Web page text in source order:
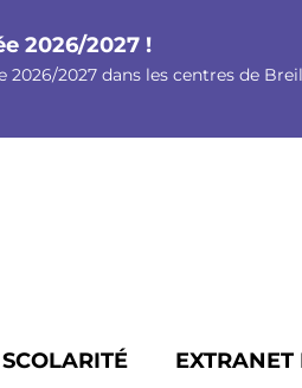
2026/2027 !
2027 dans les centres de
SCOLARITÉ EXTRANET